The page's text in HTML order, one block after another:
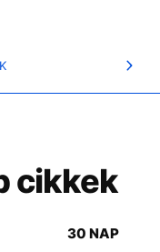
cikkek
30 NAP